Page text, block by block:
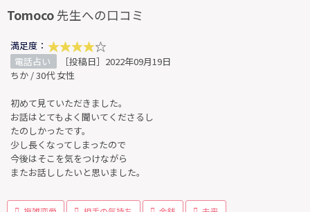
Tomoco 先生への口コミ
満足度：
電話占い
［投稿日］2022年09月19日
ちか / 30代 女性
初めて見ていただきました。
お話はとてもよく聞いてくださるし
たのしかったです。
少し長くなってしまったので
今後はそこを気をつけながら
またお話ししたいと思いました。